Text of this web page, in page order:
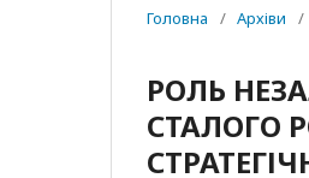
Головна / Архіви /
РОЛЬ
СТАЛОГО